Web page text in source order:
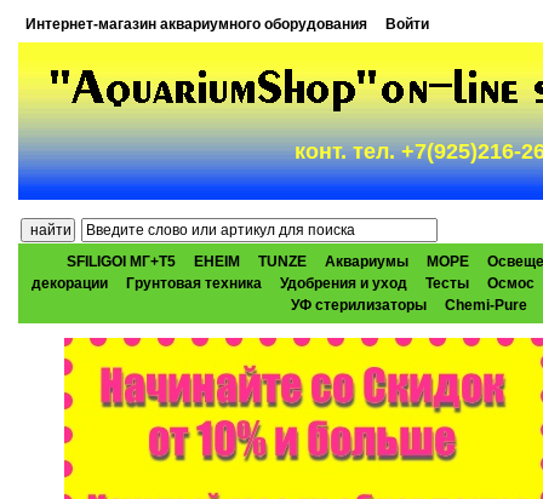
Интернет-магазин аквариумного оборудования Войти
конт. тел. +7(925)216-
SFILIGOI МГ+Т5 EHEIM TUNZE Аквариумы МОРЕ
декорации
Грунтовая техника Удобрения и уход Тесты
Осмос
УФ стерилизаторы
Chemi-Pure